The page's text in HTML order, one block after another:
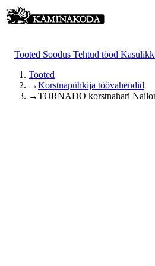
Tooted Soodus Tehtud tööd
Tooted
→Korstnapühkija töövahendid
→TORNADO korstnahari